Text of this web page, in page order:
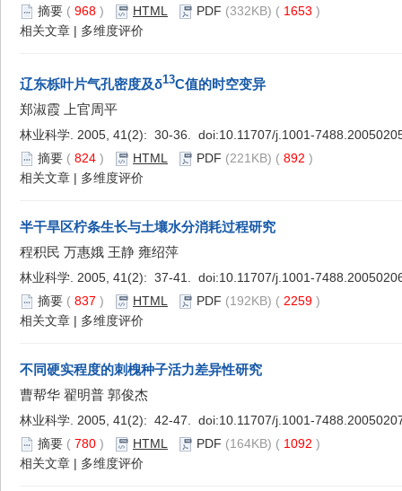
摘要 ( 968 ) HTML PDF (332KB) ( 1653 )
相关文章 | 多维度评价
辽东栎叶片气孔密度及δ13C值的时空变异
郑淑霞 上官周平
林业科学. 2005, 41(2): 30-36. doi:10.11707/j.1001-
摘要 ( 824 ) HTML PDF (221KB) ( 892 )
相关文章 | 多维度评价
半干旱区柠条生长与土壤水分消耗过程研究
程积民 万惠娥 王静 雍绍萍
林业科学. 2005, 41(2): 37-41. doi:10.11707/j.1001-
摘要 ( 837 ) HTML PDF (192KB) ( 2259 )
相关文章 | 多维度评价
不同硬实程度的刺槐种子活力差异性研究
曹帮华 翟明普 郭俊杰
林业科学. 2005, 41(2): 42-47. doi:10.11707/j.1001-
摘要 ( 780 ) HTML PDF (164KB) ( 1092 )
相关文章 | 多维度评价